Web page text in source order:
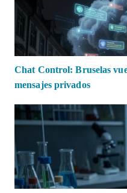
Chat Control: Bruselas
mensajes privados